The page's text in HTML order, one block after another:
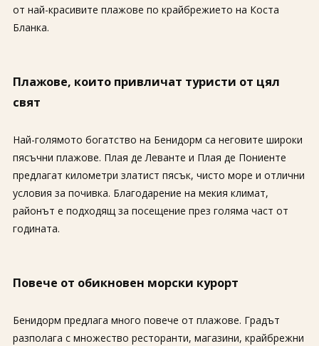
от най-красивите плажове по крайбрежието на Коста
Бланка.
Плажове, които привличат туристи от цял
свят
Най-голямото богатство на Бенидорм са неговите широки
пясъчни плажове. Плая де Леванте и Плая де Пониенте
предлагат километри златист пясък, чисто море и отлични
условия за почивка. Благодарение на мекия климат,
районът е подходящ за посещение през голяма част от
годината.
Повече от обикновен морски курорт
Бенидорм предлага много повече от плажове. Градът
разполага с множество ресторанти, магазини, крайбрежни